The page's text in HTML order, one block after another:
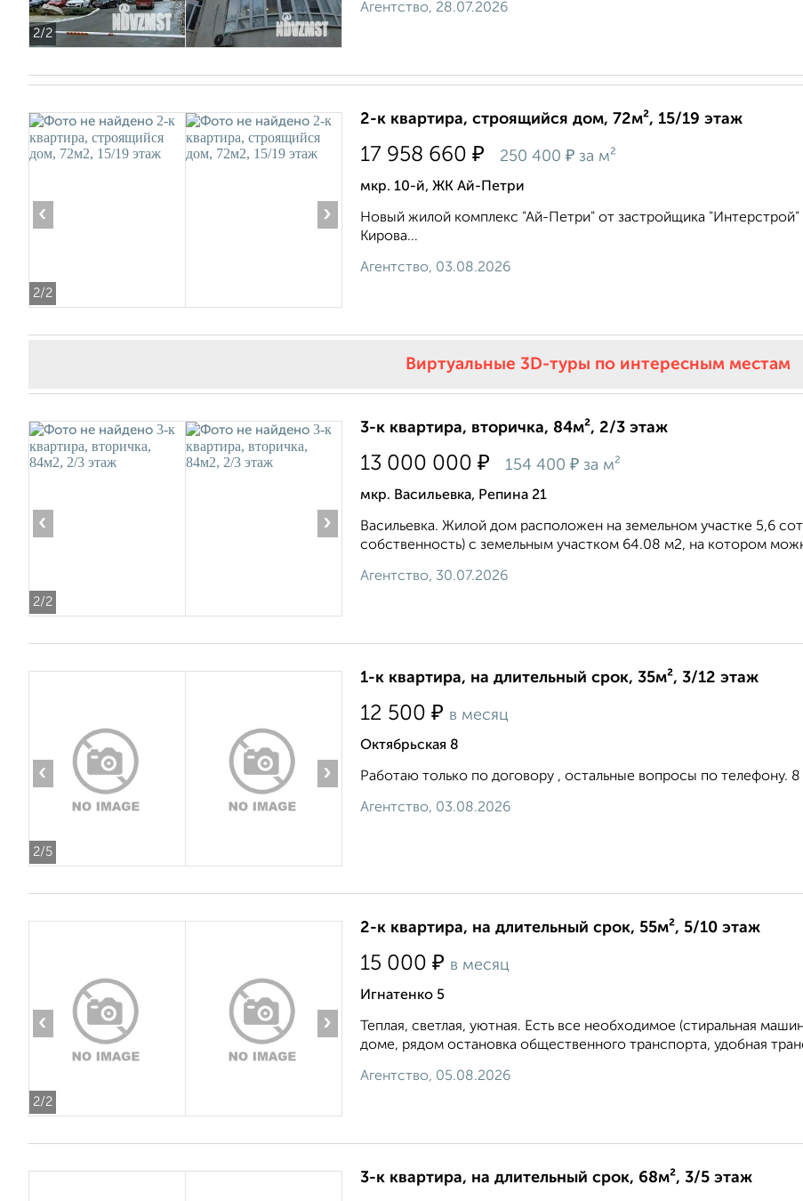
2/2
Агентство, 28.07.2026
2/2
‹ ›
2-к квартира, строящийся дом, 72м², 15/19 этаж
17 958 660 ₽ 250 400 ₽ за м²
мкр. 10-й, ЖК Ай-Петри
Новый жилой комплекс "Ай-Петри" от застройщика
Кирова...
Агентство, 03.08.2026
Виртуальные 3D-туры по интересным местам
2/2
‹ ›
3-к квартира, вторичка, 84м², 2/3 этаж
13 000 000 ₽ 154 400 ₽ за м²
мкр. Васильевка, Репина 21
Васильевка. Жилой дом расположен на земельном участке 5,6
собственность) с земельным участком 64.08 м2, на котором
Агентство, 30.07.2026
2/5
‹ ›
1-к квартира, на длительный срок, 35м², 3/12 этаж
12 500 ₽ в месяц
Октябрьская 8
Работаю только по договору , остальные вопросы по телефону. 8
Агентство, 03.08.2026
2/2
‹ ›
2-к квартира, на длительный срок, 55м², 5/10 этаж
15 000 ₽ в месяц
Игнатенко 5
Теплая, светлая, уютная. Есть все необходимое (стиральная
доме, рядом остановка общественного транспорта, удобная
Агентство, 05.08.2026
3-к квартира, на длительный срок, 68м², 3/5 этаж